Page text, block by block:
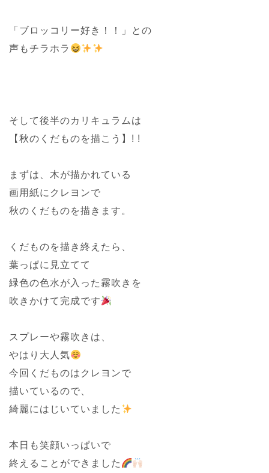
「ブロッコリー好き！！」との
声もチラホラ
そして後半のカリキュラムは
【秋のくだものを描こう】! !
まずは、木が描かれている
画用紙にクレヨンで
秋のくだものを描きます。
くだものを描き終えたら、
葉っぱに見立てて
緑色の色水が入った霧吹きを
吹きかけて完成です
スプレーや霧吹きは、
やはり大人気
今回くだものはクレヨンで
描いているので、
綺麗にはじいていました
本日も笑顔いっぱいで
終えることができました